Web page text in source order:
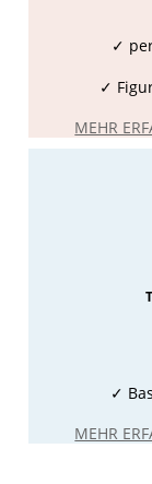
✓
✓
MEHR
✓
MEHR